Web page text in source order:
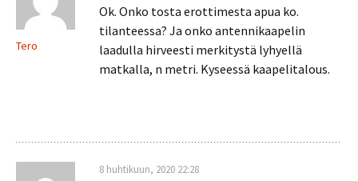
Tero
Ok. Onko tosta erottimesta apua ko.
tilanteessa? Ja onko antennikaapelin
laadulla hirveesti merkitystä lyhyellä
matkalla, n metri. Kyseessä kaapelitalous.
8 huhtikuun, 2020 22:28